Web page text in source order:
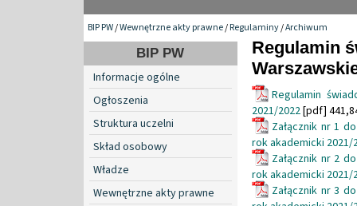
BIP PW/Wewnętrzne akty prawne/Regulaminy/Archiwum
BIP PW
Informacje ogólne
Ogłoszenia
Struktura uczelni
Skład osobowy
Władze
Wewnętrzne akty prawne
Regulamin
Regulamin
2021/2022[pdf]
Załącznik nr 1
rok akademicki 2021/
Załącznik nr 2
rok akademicki 2021/
Załącznik nr 3